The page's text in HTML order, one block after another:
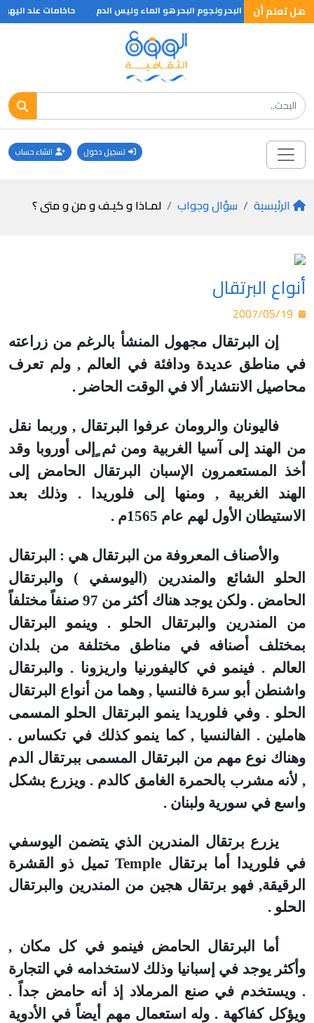
هل تعلم أن
عروق قنافذ البحر ونجوم البحر هو الماء وليس الدم حاخامات عند اليهود
تسجيل دخول انشاء حساب
الرئيسية سؤال وجواب لمـاذا و كيـف و من و متى ؟
أنواع البرتقال
إن البرتقال مجهول المنشأ بالرغم من زراعته
في مناطق عديدة ودافئة في العالم , ولم تعرف
محاصيل الانتشار ألا في الوقت الحاضر .
فاليونان والرومان عرفوا البرتقال , وربما نقل
من الهند إلى آسيا الغربية ومن ثم ٍإلى أوروبا وقد
أخذ المستعمرون الإسبان البرتقال الحامض إلى
الهند الغربية , ومنها إلى فلوريدا . وذلك بعد
الاستيطان الأول لهم عام 1565م .
والأصناف المعروفة من البرتقال هي : البرتقال
الحلو الشائع والمندرين (اليوسفي ) والبرتقال
الحامض . ولكن يوجد هناك أكثر من 97 صنفاً مختلفاً
من المندرين والبرتقال الحلو . وينمو البرتقال
بمختلف أصنافه في مناطق مختلفة من بلدان
العالم . فينمو في كاليفورنيا واريزونا . والبرتقال
واشنطن أبو سرة فالنسيا , وهما من أنواع البرتقال
الحلو . وفي فلوريدا ينمو البرتقال الحلو المسمى
هاملين . الفالنسيا , كما ينمو كذلك في تكساس .
وهناك نوع مهم من البرتقال المسمى ببرتقال الدم
, لأنه مشرب بالحمرة الغامق كالدم . ويزرع بشكل
واسع في سورية ولبنان .
يزرع برتقال المندرين الذي يتضمن اليوسفي
في فلوريدا أما برتقال Templeتميل ذو القشرة
الرقيقة, فهو برتقال هجين من المندرين والبرتقال
الحلو .
أما البرتقال الحامض فينمو في كل مكان ,
وأكثر يوجد في إسبانيا وذلك لاستخدامه في التجارة
. ويستخدم في صنع المرملاد إذ أنه حامض جداً .
ويؤكل كفاكهة . وله استعمال مهم أيضاً في الأدوية